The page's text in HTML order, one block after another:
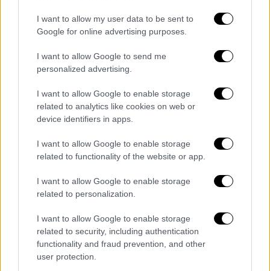
I want to allow my user data to be sent to
Google for online advertising purposes.
I want to allow Google to send me
personalized advertising.
I want to allow Google to enable storage
related to analytics like cookies on web or
device identifiers in apps.
I want to allow Google to enable storage
related to functionality of the website or app.
I want to allow Google to enable storage
related to personalization.
I want to allow Google to enable storage
related to security, including authentication
functionality and fraud prevention, and other
user protection.